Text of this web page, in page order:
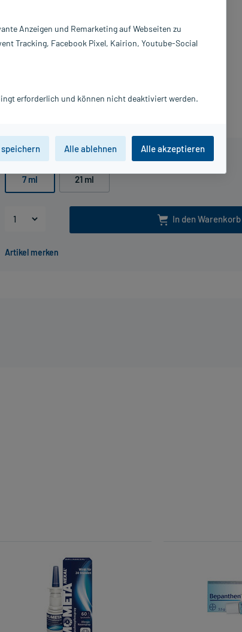
€
Packungseinheit
7 ml 21 ml
In den Warenkorb
20X0.35 ml
03114098
Anzeigen und Remarketing auf Webseiten zu
Tracking, Facebook Pixel, Kairion, Youtube-Social
erforderlich und können nicht deaktiviert werden.
Alle ablehnen Alle akzeptieren